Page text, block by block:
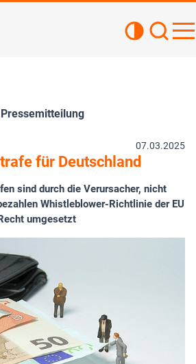
Pressemitteilung
07.03.2025
für Deutschland
sind durch die Verursacher, nicht
Whistleblower-Richtlinie der EU
umgesetzt